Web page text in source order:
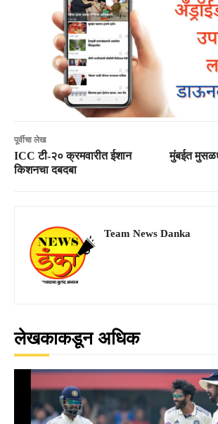
पूर्वीचा लेख
ICC टी-२० क्रमवारीत ईशान
किशनचा दबदबा
मुंबईत
Team News Danka
लेखकाकडून अधिक